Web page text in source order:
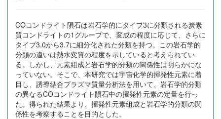
COコンドライト隕石は岩石学的にタイプ3に分類される炭素
質コンドライトの1グループで、変成の程度に応じて、さらに
タイプ3.0から3.7に細分化された分類を持つ。この岩石学的
分類の違いは熱水変質の程度を示していると考えられてい
る。しかし、元素組成と岩石学的分類の関係性は明らかにな
っていない。そこで、本研究では宇宙化学的揮発性元素に着
目し、誘導結合プラズマ質量分析法を用いて、岩石学的分類
の異なるCOコンドライト隕石中の揮発性元素の定量を行っ
た。得られた結果より、揮発性元素組成と岩石学的分類の関
係性を考察することを目的とした。